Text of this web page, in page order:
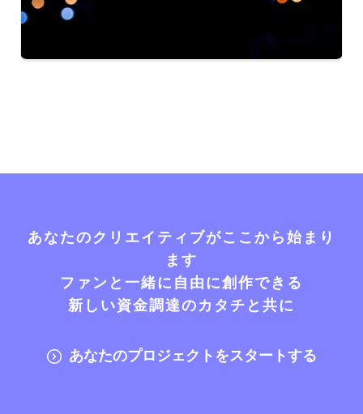
あなたのクリエイティブがここから始まり
ます
ファンと一緒に自由に創作できる
新しい資金調達のカタチと共に
あなたのプロジェクトをスタートする